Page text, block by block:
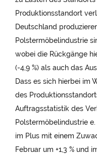
Produktionsstandort
Deutschland
Polstermöbelindustrie
wobei die Rückgänge
(-4,9 %) als auch das
Dass es sich hierbei im
des
Auftragsstatistik des
Polstermöbelindustrie
im Plus mit einem
Februar um +1,3 % und